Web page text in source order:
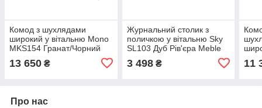
Комод з шухлядами
широкий у вітальню Mono
MKS154 Гранат/Чорний
13 650 ₴
Журнальний столик з
поличкою у вітальню Sky
SL103 Дуб Рів'єра Meble
3 498₴ 11
Про нас